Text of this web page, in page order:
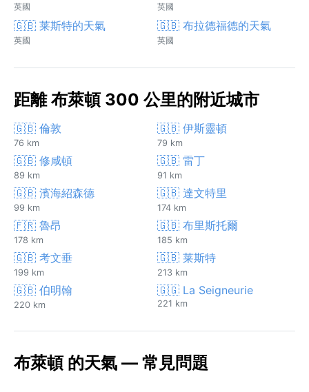
英國 英國
🇬🇧 莱斯特的天氣
英國
🇬🇧 布拉德福德的天氣
英國
距離 布萊頓 300 公里的附近城市
🇬🇧 倫敦
76 km
🇬🇧 伊斯靈頓
79 km
🇬🇧 修咸頓
89 km
🇬🇧 雷丁
91 km
🇬🇧 濱海紹森德
99 km
🇬🇧 達文特里
174 km
🇫🇷 魯昂
178 km
🇬🇧 布里斯托爾
185 km
🇬🇧 考文垂
199 km
🇬🇧 莱斯特
213 km
🇬🇧 伯明翰
220 km
🇬🇬 La Seigneurie
221 km
布萊頓 的天氣 — 常見問題